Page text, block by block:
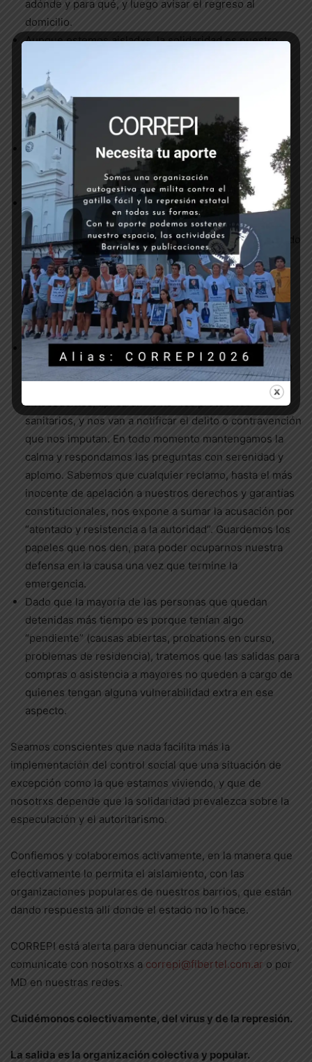
adónde y para qué, y luego avisar el regreso al
domicilio.
Aunque estemos aisladxs, la solidaridad es nuestro
compras, consultemos si otrxs vecinxs necesitan algo.
Si cada vez que alguien sale en el edificio o el pasillo
trae provisiones para otros hogares, reducimos el
tiempo de exposición individual.
Tengamos en cuenta que es más frecuente la
intercepción de grupos que la de personas que
caminan solas. Vayamos de a unx a comprar.
En caso de ser interceptadx por miembros de las
fuerzas de seguridad, mantener la calma y responder
clara y tranquilamente el motivo de la salida, exhibiendo
la documentación o los elementos que justifiquen la
salida. No nos expongamos a ninguna situación
conflictiva innecesaria que habilite la reacción de los
uniformados. No les demos excusas para que nos
lleven detenidxs.
En caso de ser detenidxs, sepamos que en el 99% de
los casos recuperaremos la libertad en unas horas. En
ese lapso nos van a identificar, fichar para constatar
antecedentes, aplicarán –o no- los protocolos
sanitarios, y nos van a notificar el delito o contravención
que nos imputan. En todo momento mantengamos la
calma y respondamos las preguntas con serenidad y
aplomo. Sabemos que cualquier reclamo, hasta el más
inocente de apelación a nuestros derechos y garantías
constitucionales, nos expone a sumar la acusación por
“atentado y resistencia a la autoridad”. Guardemos los
papeles que nos den, para poder ocuparnos nuestra
defensa en la causa una vez que termine la
emergencia.
Dado que la mayoría de las personas que quedan
detenidas más tiempo es porque tenían algo
“pendiente” (causas abiertas, probations en curso,
problemas de residencia), tratemos que las salidas para
compras o asistencia a mayores no queden a cargo de
quienes tengan alguna vulnerabilidad extra en ese
aspecto.
Seamos conscientes que nada facilita más la
implementación del control social que una situación de
excepción como la que estamos viviendo, y que de
nosotrxs depende que la solidaridad prevalezca sobre la
especulación y el autoritarismo.
Confiemos y colaboremos activamente, en la manera que
efectivamente lo permita el aislamiento, con las
organizaciones populares de nuestros barrios, que están
dando respuesta allí donde el estado no lo hace.
CORREPI está alerta para denunciar cada hecho represivo,
comunicate con nosotrxs a correpi@fibertel.com.ar o por
MD en nuestras redes.
Cuidémonos colectivamente, del virus y de la represión.
La salida es la organización colectiva y popular.